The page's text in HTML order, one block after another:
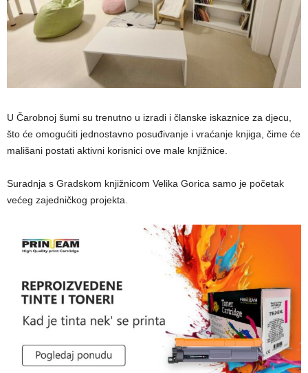
U Čarobnoj šumi su trenutno u izradi i članske iskaznice za djecu,
što će omogućiti jednostavno posuđivanje i vraćanje knjiga, čime će
mališani postati aktivni korisnici ove male knjižnice.
Suradnja s Gradskom knjižnicom Velika Gorica samo je početak
većeg zajedničkog projekta.